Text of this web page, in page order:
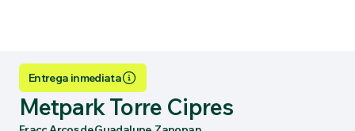
Entrega inmediata
Metpark Torre Cipres